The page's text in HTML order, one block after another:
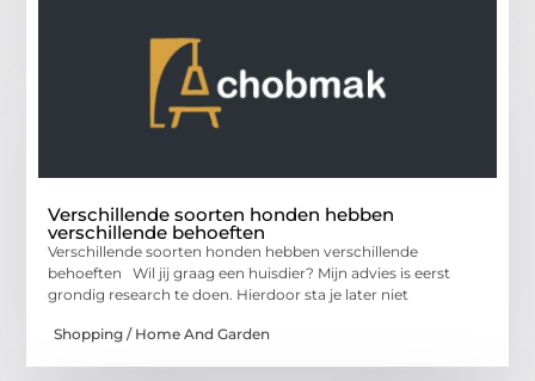
Verschillende soorten honden hebben
verschillende behoeften
Verschillende soorten honden hebben verschillende
behoeften Wil jij graag een huisdier? Mijn advies is eerst
grondig research te doen. Hierdoor sta je later niet
Shopping / Home And Garden